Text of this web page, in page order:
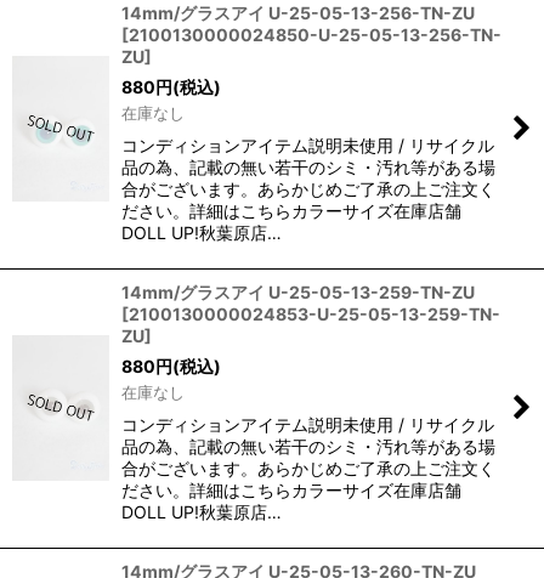
14mm/グラスアイ U-25-05-13-256-TN-ZU
[2100130000024850-U-25-05-13-256-TN-
ZU]
880円(税込)
在庫なし
コンディションアイテム説明未使用 / リサイクル
品の為、記載の無い若干のシミ・汚れ等がある場
合がございます。あらかじめご了承の上ご注文く
ださい。詳細はこちらカラーサイズ在庫店舗
DOLL UP!秋葉原店…
14mm/グラスアイ U-25-05-13-259-TN-ZU
[2100130000024853-U-25-05-13-259-TN-
ZU]
880円(税込)
在庫なし
コンディションアイテム説明未使用 / リサイクル
品の為、記載の無い若干のシミ・汚れ等がある場
合がございます。あらかじめご了承の上ご注文く
ださい。詳細はこちらカラーサイズ在庫店舗
DOLL UP!秋葉原店…
14mm/グラスアイ U-25-05-13-260-TN-ZU